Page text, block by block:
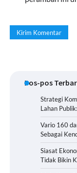
Pos-pos
Strategi
Lahan
Vario 160
Sebagai
Siasat
Tidak Bikin